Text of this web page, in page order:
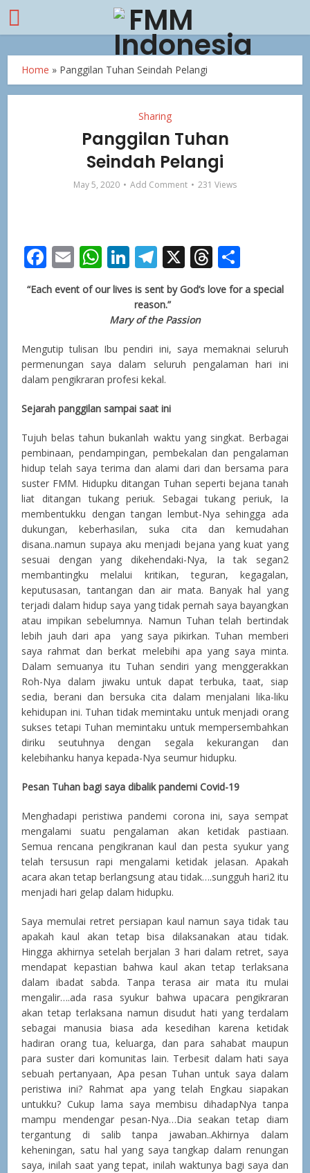
Home » Panggilan Tuhan Seindah Pelangi
Sharing
Panggilan Tuhan
Seindah Pelangi
May 5, 2020 Add Comment 231 Views
Facebook
EmailWhatsApp
LinkedIn
Telegram
X Threads
“Each event of our lives is sent by God’s love for a special
reason.”
Mary of the Passion
Mengutip tulisan Ibu pendiri ini, saya memaknai seluruh
permenungan saya dalam seluruh pengalaman hari ini
dalam pengikraran profesi kekal.
Sejarah panggilan sampai saat ini
Tujuh belas tahun bukanlah waktu yang singkat. Berbagai
pembinaan, pendampingan, pembekalan dan pengalaman
hidup telah saya terima dan alami dari dan bersama para
suster FMM. Hidupku ditangan Tuhan seperti bejana tanah
liat ditangan tukang periuk. Sebagai tukang periuk, Ia
membentukku dengan tangan lembut-Nya sehingga ada
dukungan, keberhasilan, suka cita dan kemudahan
disana..namun supaya aku menjadi bejana yang kuat yang
sesuai dengan yang dikehendaki-Nya, Ia tak segan2
membantingku melalui kritikan, teguran, kegagalan,
keputusasan, tantangan dan air mata. Banyak hal yang
terjadi dalam hidup saya yang tidak pernah saya bayangkan
atau impikan sebelumnya. Namun Tuhan telah bertindak
lebih jauh dari apa yang saya pikirkan. Tuhan memberi
saya rahmat dan berkat melebihi apa yang saya minta.
Dalam semuanya itu Tuhan sendiri yang menggerakkan
Roh-Nya dalam jiwaku untuk dapat terbuka, taat, siap
sedia, berani dan bersuka cita dalam menjalani lika-liku
kehidupan ini. Tuhan tidak memintaku untuk menjadi orang
sukses tetapi Tuhan memintaku untuk mempersembahkan
diriku seutuhnya dengan segala kekurangan dan
kelebihanku hanya kepada-Nya seumur hidupku.
Pesan Tuhan bagi saya dibalik pandemi Covid-19
Menghadapi peristiwa pandemi corona ini, saya sempat
mengalami suatu pengalaman akan ketidak pastiaan.
Semua rencana pengikranan kaul dan pesta syukur yang
telah tersusun rapi mengalami ketidak jelasan. Apakah
acara akan tetap berlangsung atau tidak….sungguh hari2 itu
menjadi hari gelap dalam hidupku.
Saya memulai retret persiapan kaul namun saya tidak tau
apakah kaul akan tetap bisa dilaksanakan atau tidak.
Hingga akhirnya setelah berjalan 3 hari dalam retret, saya
mendapat kepastian bahwa kaul akan tetap terlaksana
dalam ibadat sabda. Tanpa terasa air mata itu mulai
mengalir….ada rasa syukur bahwa upacara pengikraran
akan tetap terlaksana namun disudut hati yang terdalam
sebagai manusia biasa ada kesedihan karena ketidak
hadiran orang tua, keluarga, dan para sahabat maupun
para suster dari komunitas lain. Terbesit dalam hati saya
sebuah pertanyaan, Apa pesan Tuhan untuk saya dalam
peristiwa ini? Rahmat apa yang telah Engkau siapakan
untukku? Cukup lama saya membisu dihadapNya tanpa
mampu mendengar pesan-Nya…Dia seakan tetap diam
tergantung di salib tanpa jawaban..Akhirnya dalam
keheningan, satu hal yang saya tangkap dalam renungan
saya, inilah saat yang tepat, inilah waktunya bagi saya dan